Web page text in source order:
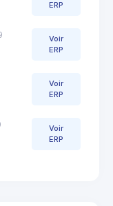
ERP
Voir
ERP
Voir
ERP
Voir
ERP